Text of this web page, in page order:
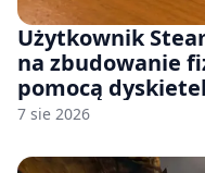
Użytkownik
na zbudowanie
pomocą
7 sie 2026